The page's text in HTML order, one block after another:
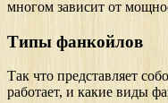
многом зависит от
Типы фанкойлов
Так что представляет
работает, и какие виды